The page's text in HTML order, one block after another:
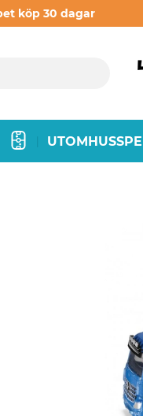
köp 30 dagar